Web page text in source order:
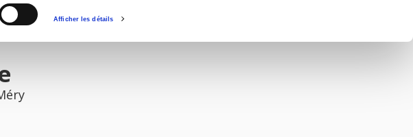
Afficher les détails